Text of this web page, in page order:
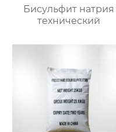
Бисульфит натрия
технический